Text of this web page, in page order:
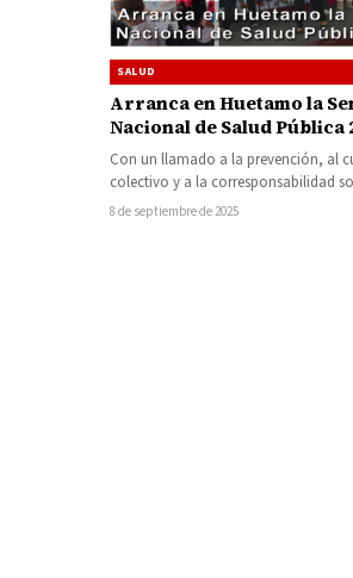
SALUD
Arranca en Huetamo la
Nacional de Salud Pública
Con un llamado a la prevención, al
colectivo y a la corresponsabilidad
autoridades de salud estatales,
8 de septiembre de 2025